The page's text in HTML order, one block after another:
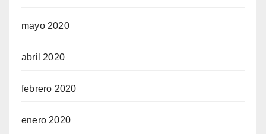
mayo 2020
abril 2020
febrero 2020
enero 2020